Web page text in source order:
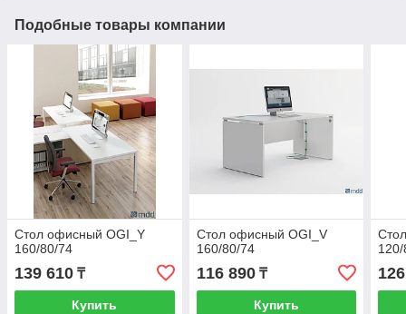
Подобные товары компании
Стол офисный OGI_Y
160/80/74
139 610 ₸
Купить
Стол офисный OGI_V
160/80/74
116 890₸
Купить